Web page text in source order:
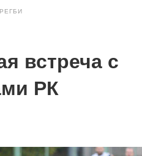
РЕГБИ
встреча с
РК